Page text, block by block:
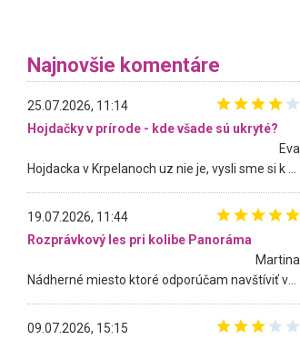
Najnovšie komentáre
25.07.2026, 11:14
Hojdačky v prírode - kde všade sú ukryté?
Eva
19.07.2026, 11:44
Rozprávkový les pri kolibe Panoráma
Martina
09.07.2026, 15:15